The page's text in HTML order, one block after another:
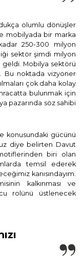
olumlu dönüşler
mobilyada bir marka
250-300 milyon
sektör şimdi milyon
Mobilya sektörü
Bu noktada vizyoner
çok daha kolay
bulunmak için
pazarında söz sahibi
konusundaki gücünü
diye belirten Davut
biri olan
temsil ederek
kanısındayım.
kalkınması ve
rolünü üstlenecek